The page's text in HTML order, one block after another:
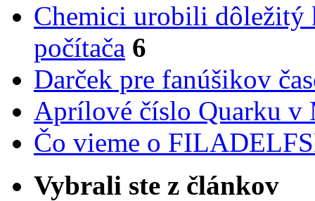
Chemici urobili dôležitý
počítača 6
Darček pre fanúšikov
Aprílové číslo Quarku v
Čo vieme o
Vybrali ste z článkov